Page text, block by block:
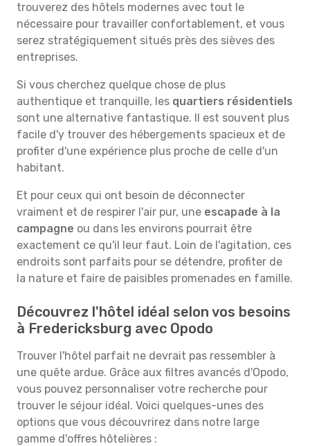
trouverez des hôtels modernes avec tout le
nécessaire pour travailler confortablement, et vous
serez stratégiquement situés près des sièves des
entreprises.
Si vous cherchez quelque chose de plus
authentique et tranquille, les quartiers résidentiels
sont une alternative fantastique. Il est souvent plus
facile d'y trouver des hébergements spacieux et de
profiter d'une expérience plus proche de celle d'un
habitant.
Et pour ceux qui ont besoin de déconnecter
vraiment et de respirer l'air pur, une escapade à la
campagne ou dans les environs pourrait être
exactement ce qu'il leur faut. Loin de l'agitation, ces
endroits sont parfaits pour se détendre, profiter de
la nature et faire de paisibles promenades en famille.
Découvrez l'hôtel idéal selon vos besoins
à Fredericksburg avec Opodo
Trouver l'hôtel parfait ne devrait pas ressembler à
une quête ardue. Grâce aux filtres avancés d'Opodo,
vous pouvez personnaliser votre recherche pour
trouver le séjour idéal. Voici quelques-unes des
options que vous découvrirez dans notre large
gamme d'offres hôtelières :